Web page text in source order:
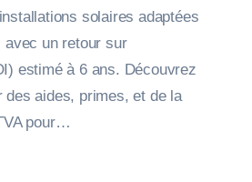
solaires adaptées
avec un retour sur
estimé à 6 ans. Découvrez
des aides, primes, et de la
pour…